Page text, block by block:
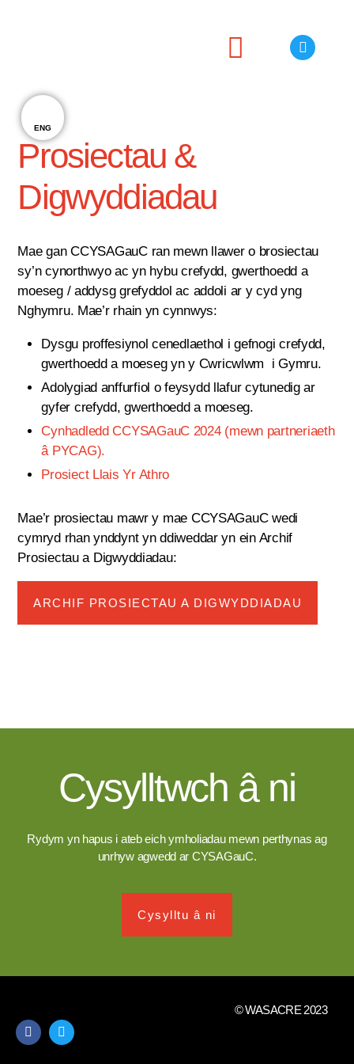
ENG
Prosiectau &
Digwyddiadau
Mae gan CCYSAGauC ran mewn llawer o brosiectau
sy’n cynorthwyo ac yn hybu crefydd, gwerthoedd a
moeseg / addysg grefyddol ac addoli ar y cyd yng
Nghymru. Mae’r rhain yn cynnwys:
Dysgu proffesiynol cenedlaethol i gefnogi crefydd,
gwerthoedd a moeseg yn y Cwricwlwm i Gymru.
Adolygiad anffurfiol o feysydd llafur cytunedig ar
gyfer crefydd, gwerthoedd a moeseg.
Cynhadledd CCYSAGauC 2024 (mewn partneriaeth
â PYCAG).
Prosiect Llais Yr Athro
Mae’r prosiectau mawr y mae CCYSAGauC wedi
cymryd rhan ynddynt yn ddiweddar yn ein Archif
Prosiectau a Digwyddiadau:
ARCHIF PROSIECTAU A DIGWYDDIADAU
Cysylltwch â ni
Rydym yn hapus i ateb eich ymholiadau mewn perthynas ag
unrhyw agwedd ar CYSAGauC.
Cysylltu â ni
© WASACRE 2023